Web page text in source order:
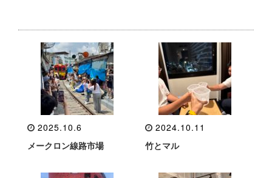
2025.10.6
メークロン線路市場
2024.10.11
竹とマル